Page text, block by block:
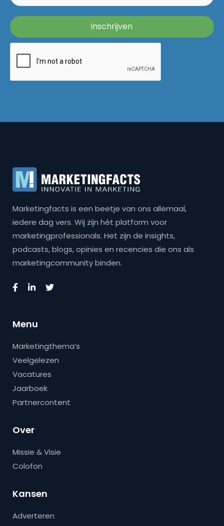
Marketingfacts is een beetje van ons allemaal,
iedere dag vers. Wij zijn hét platform voor
marketingprofessionals. Het zijn de insights,
podcasts, blogs, opinies en recencies die ons als
marketingcommunity binden.
Menu
Marketingthema’s
Veelgelezen
Vacatures
Jaarboek
Partnercontent
Over
Missie & Visie
Colofon
Kansen
Adverteren